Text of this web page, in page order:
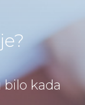
bilo kada